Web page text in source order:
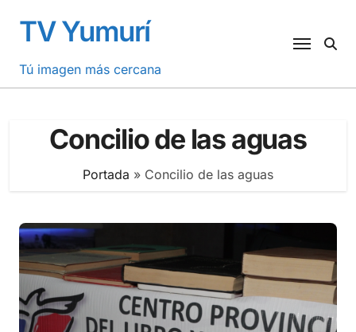
contenido
TV Yumurí
Tú imagen más cercana
Concilio de las aguas
Portada » Concilio de las aguas